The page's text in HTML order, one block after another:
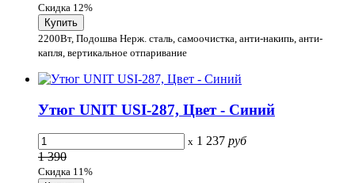
Скидка 12%
2200Вт, Подошва Нерж. сталь, самоочистка, анти-накипь, анти-
капля, вертикальное отпаривание
Утюг UNIT USI-287, Цвет - Синий
x 1 237 руб
1 390
Скидка 11%